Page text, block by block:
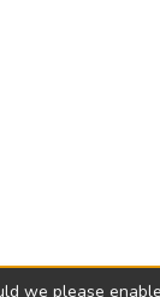
we please